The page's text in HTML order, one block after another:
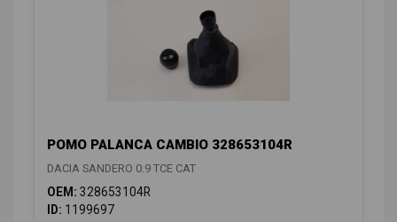
POMO PALANCA CAMBIO 328653104R
DACIA SANDERO 0.9 TCE CAT
OEM: 328653104R
ID: 1199697